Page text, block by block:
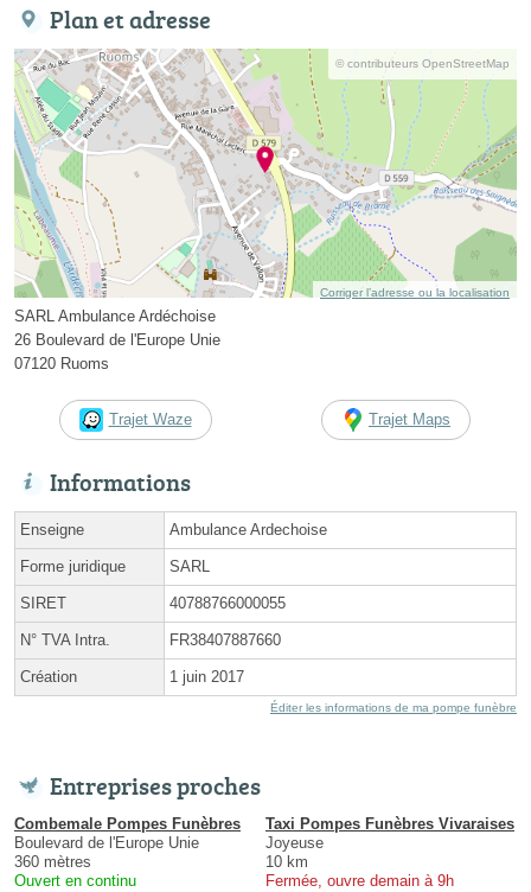
Plan et adresse
© contributeurs OpenStreetMap
Corriger l’adresse ou la localisation
SARL Ambulance Ardéchoise
26 Boulevard de l'Europe Unie
07120 Ruoms
Trajet Waze Trajet Maps
Informations
Enseigne Ambulance Ardechoise
Forme juridique SARL
SIRET 40788766000055
N° TVA Intra. FR38407887660
Création 1 juin 2017
Éditer les informations de ma pompe funèbre
Entreprises proches
Combemale Pompes Funèbres
Boulevard de l'Europe Unie
360 mètres
Ouvert en continu
Taxi Pompes Funèbres Vivaraises
Joyeuse
10 km
Fermée, ouvre demain à 9h